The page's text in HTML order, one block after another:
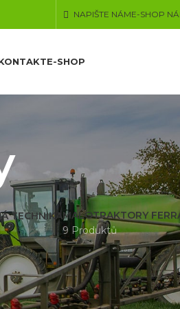
NAPIŠTE NÁME-SHOP
E-SHOP
TECHNIKAMALOTRAKTORY
9 Produktů